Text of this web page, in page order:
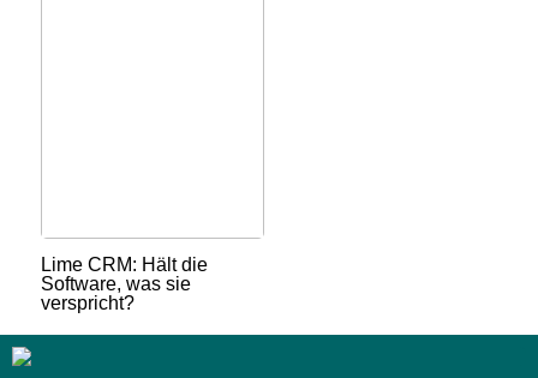
Lime CRM: Hält die
Software, was sie
verspricht?